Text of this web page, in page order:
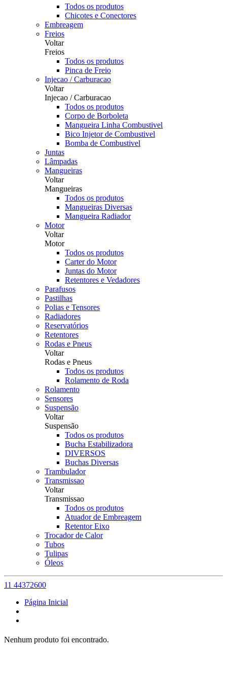
Todos os produtos
Chicotes e Conectores
Embreagem
Freios
Voltar
Freios
Todos os produtos
Pinca de Freio
Injecao / Carburacao
Voltar
Injecao / Carburacao
Todos os produtos
Corpo de Borboleta
Mangueira Linha Combustivel
Bico Injetor de Combustivel
Bomba de Combustivel
Juntas
Lâmpadas
Mangueiras
Voltar
Mangueiras
Todos os produtos
Mangueiras Diversas
Mangueira Radiador
Motor
Voltar
Motor
Todos os produtos
Carter do Motor
Juntas do Motor
Retentores e Vedadores
Parafusos
Pastilhas
Polias e Tensores
Radiadores
Reservatórios
Retentores
Rodas e Pneus
Voltar
Rodas e Pneus
Todos os produtos
Rolamento de Roda
Rolamento
Sensores
Suspensão
Voltar
Suspensão
Todos os produtos
Bucha Estabilizadora
DIVERSOS
Buchas Diversas
Trambulador
Transmissao
Voltar
Transmissao
Todos os produtos
Atuador de Embreagem
Retentor Eixo
Trocador de Calor
Tubos
Tulipas
Óleos
11 44372600
Página Inicial
Nenhum produto foi encontrado.